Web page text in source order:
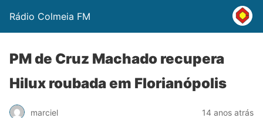
Rádio Colmeia FM
PM de Cruz Machado recupera
Hilux roubada em Florianópolis
marciel 14 anos atrás